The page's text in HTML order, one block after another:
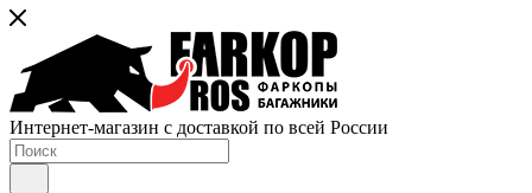
Интернет-магазин с доставкой по всей России